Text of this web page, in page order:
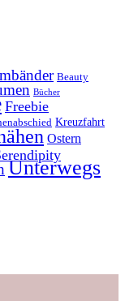
Beauty
Bücher
Freebie
Kreuzfahrt
Ostern
Unterwegs